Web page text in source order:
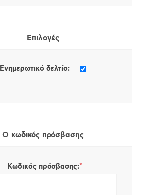
Επιλογές
Ενημερωτικό δελτίο:
Ο κωδικός πρόσβασης
Κωδικός πρόσβασης:*